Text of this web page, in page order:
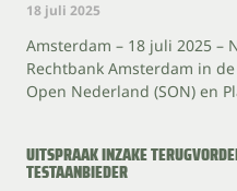
18 juli 2025
Amsterdam – 18 juli 2025 –
Rechtbank Amsterdam in
Open Nederland (SON) en
UITSPRAAK INZAKE
TESTAANBIEDER